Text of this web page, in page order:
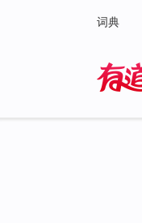
词典